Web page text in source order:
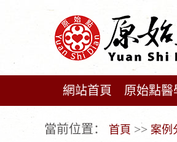
網站首頁 原始點醫
當前位置： 首頁 >> 案例